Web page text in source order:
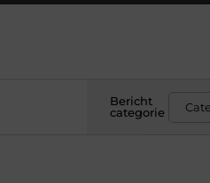
Bericht
categorie